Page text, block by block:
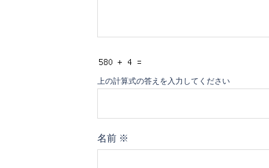
上の計算式の答えを入力してください
名前 ※